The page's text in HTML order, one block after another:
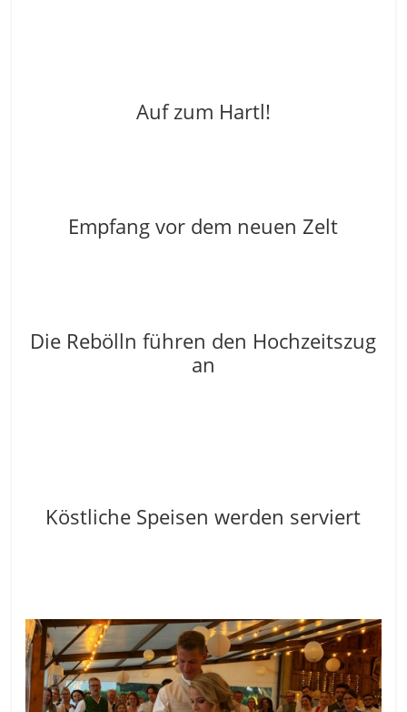
Auf zum Hartl!
Empfang vor dem neuen Zelt
Die Rebölln führen den Hochzeitszug
an
Köstliche Speisen werden serviert